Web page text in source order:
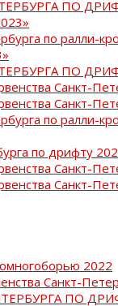
ПО
по ралли-
ПО
Санкт-
Санкт-
по ралли-
по дрифту
Санкт-
Санкт-
2022
Санкт-
ПО